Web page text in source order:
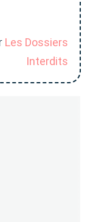
Les Dossiers
Interdits